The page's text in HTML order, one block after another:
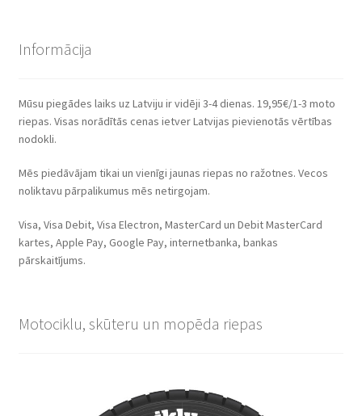
Informācija
Mūsu piegādes laiks uz Latviju ir vidēji 3-4 dienas. 19,95€/1-3 moto
riepas. Visas norādītās cenas ietver Latvijas pievienotās vērtības
nodokli.
Mēs piedāvājam tikai un vienīgi jaunas riepas no ražotnes. Vecos
noliktavu pārpalikumus mēs netirgojam.
Visa, Visa Debit, Visa Electron, MasterCard un Debit MasterCard
kartes, Apple Pay, Google Pay, internetbanka, bankas
pārskaitījums.
Motociklu, skūteru un mopēda riepas